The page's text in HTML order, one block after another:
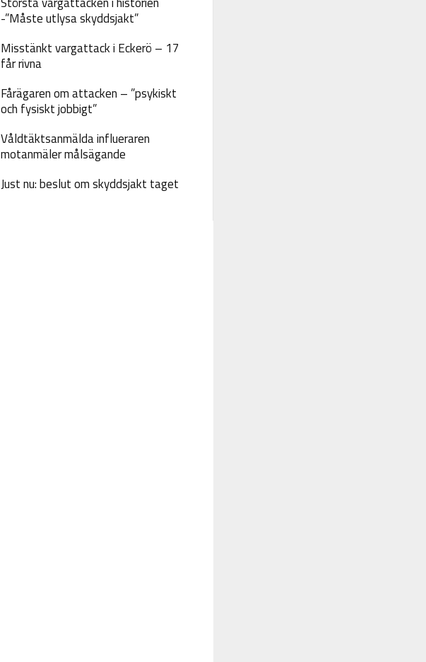
-”Måste utlysa skyddsjakt”
Misstänkt vargattack i Eckerö – 17
får rivna
Fårägaren om attacken – ”psykiskt
och fysiskt jobbigt”
Våldtäktsanmälda influeraren
motanmäler målsägande
Just nu: beslut om skyddsjakt taget